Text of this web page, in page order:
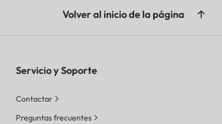
Volver al inicio de la página
Servicio y Soporte
Contactar
Preguntas frecuentes